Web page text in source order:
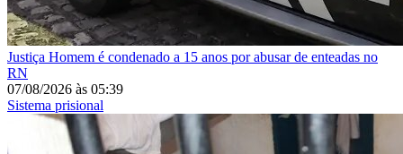
Justiça Homem é condenado a 15 anos por abusar de enteadas no
RN
07/08/2026 às 05:39
Sistema prisional